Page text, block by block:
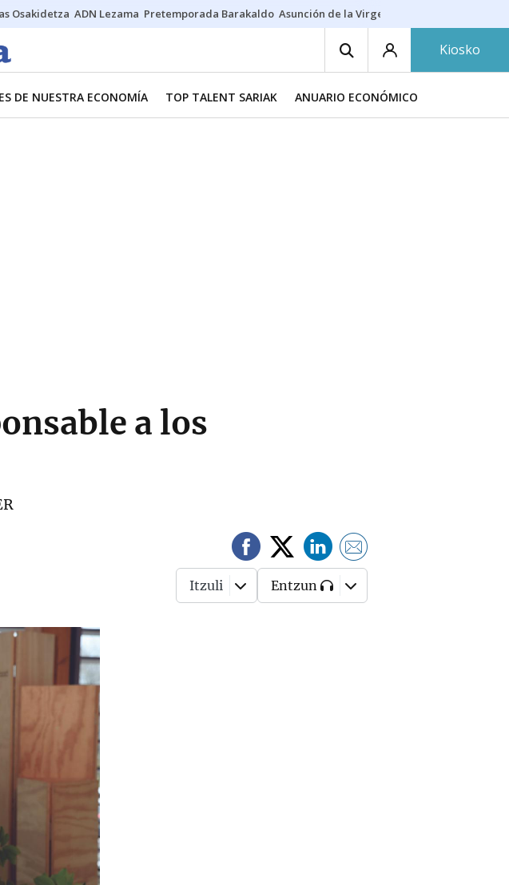
Osakidetza ADN Lezama Pretemporada Barakaldo Asunción de la Virgen
Kiosko
DE NUESTRA ECONOMÍA TOP TALENT SARIAK ANUARIO ECONÓMICO
a los
Itzuli Entzun